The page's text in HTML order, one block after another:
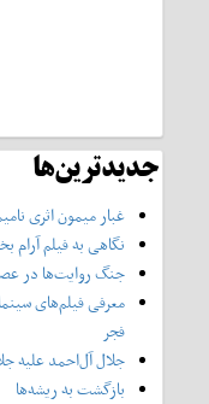
جدیدترین‌ها
غبار میمون اثری
نگاهی به فیلم آرام
جنگ روایت‌ها در
معرفی فیلم‌های
فجر
جلال آل‌احمد علیه
بازگشت به ریشه‌ها